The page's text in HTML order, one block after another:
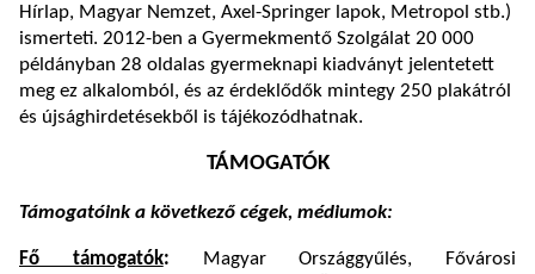
Hírlap, Magyar Nemzet, Axel-Springer lapok, Metropol stb.)
ismerteti. 2012-ben a Gyermekmentő Szolgálat 20 000
példányban 28 oldalas gyermeknapi kiadványt jelentetett
meg ez alkalomból, és az érdeklődők mintegy 250 plakátról
és újsághirdetésekből is tájékozódhatnak.
TÁMOGATÓK
Támogatóink a következő cégek, médiumok:
Fő támogatók: Magyar Országgyűlés, Fővárosi